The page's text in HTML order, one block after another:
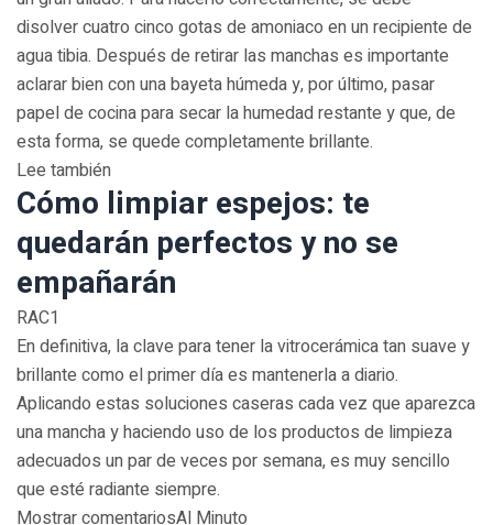
disolver cuatro cinco gotas de amoniaco en un recipiente de
agua tibia. Después de retirar las manchas es importante
aclarar bien con una bayeta húmeda y, por último, pasar
papel de cocina para secar la humedad restante y que, de
esta forma, se quede completamente brillante.
Lee también
Cómo limpiar espejos: te
quedarán perfectos y no se
empañarán
RAC1
En definitiva, la clave para tener la vitrocerámica tan suave y
brillante como el primer día es mantenerla a diario.
Aplicando estas soluciones caseras cada vez que aparezca
una mancha y haciendo uso de los productos de limpieza
adecuados un par de veces por semana, es muy sencillo
que esté radiante siempre.
Mostrar comentariosAl Minuto